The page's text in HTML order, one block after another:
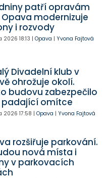
patří opravám
Opava modernizuje
i rozvody
2026 18:13 | Opava | Yvona Fajtová
Divadelní klub v
ohrožuje okolí.
budovu zabezpečilo
padající omítce
2026 17:58 | Opava | Yvona Fajtová
rozšiřuje parkování.
nová místa i
v parkovacích